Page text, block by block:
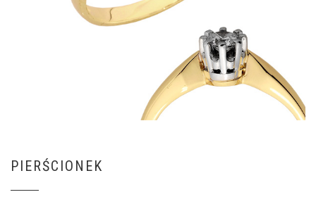
PIERŚCIONEK